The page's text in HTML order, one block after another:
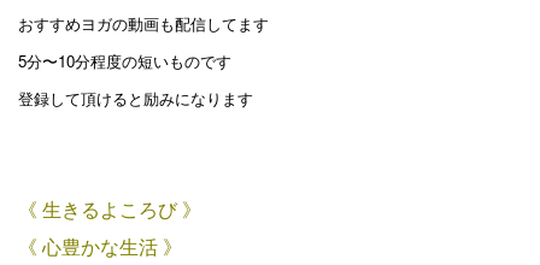
おすすめヨガの動画も配信してます
5分〜10分程度の短いものです
登録して頂けると励みになります
《 生きるよころび 》
《 心豊かな生活 》